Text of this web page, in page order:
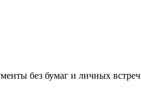
без бумаг и личных встреч